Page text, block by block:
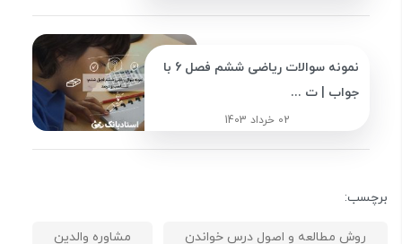
نمونه سوالات ریاضی ششم فصل 6 با
جواب | ت ...
02 خرداد 1403
برچسب:
روش مطالعه و اصول درس خواندن مشاوره والدین